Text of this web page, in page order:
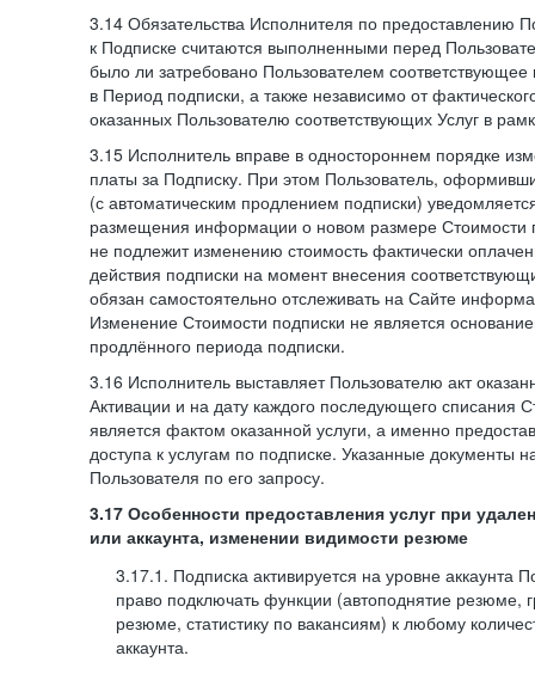
3.14 Обязательства Исполнителя по предоставлению
к Подписке считаются выполненными перед
было ли затребовано Пользователем
в Период подписки, а также независимо от
оказанных Пользователю соответствующих Услуг в
3.15 Исполнитель вправе в одностороннем порядке
платы за Подписку. При этом Пользователь,
(с автоматическим продлением подписки)
размещения информации о новом размере Стоимости
не подлежит изменению стоимость фактически
действия подписки на момент внесения
обязан самостоятельно отслеживать на Сайте
Изменение Стоимости подписки не является
продлённого периода подписки.
3.16 Исполнитель выставляет Пользователю акт
Активации и на дату каждого последующего списания
является фактом оказанной услуги, а именно
доступа к услугам по подписке. Указанные документы
Пользователя по его запросу.
3.17 Особенности предоставления услуг при
или аккаунта, изменении видимости резюме
3.17.1. Подписка активируется на уровне аккаунта
право подключать функции (автоподнятие резюме,
резюме, статистику по вакансиям) к любому
аккаунта.